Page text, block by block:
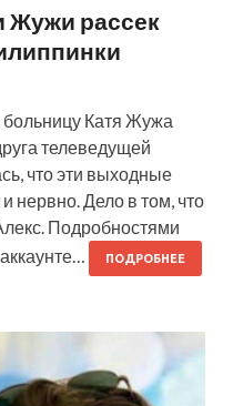
Жужи рассек
больницу Катя Жужа
телеведущей
что эти выходные
нервно. Дело в том, что
Подробностями
ПОДРОБНЕЕ